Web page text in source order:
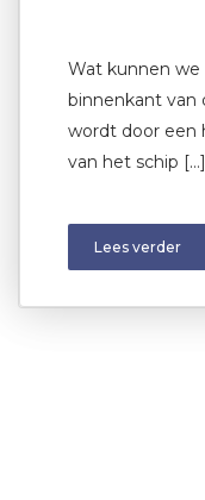
Wat kunnen we
binnenkant van
wordt door een
van het schip […]
Lees verder